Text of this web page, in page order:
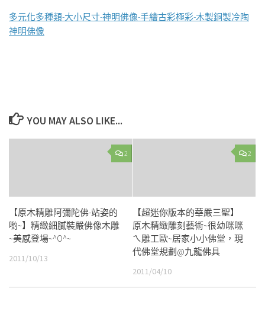
多元化多種類-大小尺寸-神明佛像-手繪古彩極彩-木製銅製冷陶
神明佛像
YOU MAY ALSO LIKE...
2
【原木精雕阿彌陀佛-站姿的
喲~】精緻細膩裝嚴佛像木雕
~美感登場~^O^~
2011/10/13
2
【超迷你版本的華嚴三聖】
原木精緻雕刻藝術~很幼咪咪
ㄟ雕工歐~居家小小佛堂，現
代佛堂規劃@九龍佛具
2011/04/10